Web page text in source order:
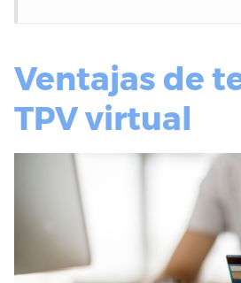
Ventajas de
TPV virtual